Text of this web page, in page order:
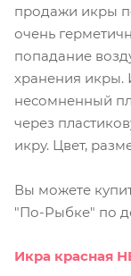
продажи икры
очень
попадание
хранения икры.
несомненный
через
икру. Цвет,
Вы можете
"По-Рыбке" по
Икра красная